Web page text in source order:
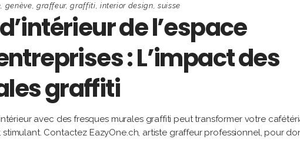
genève graffeur,graffiti interior design suisse
de l’espace
: L’impact des
graffiti
avec des fresques murales graffiti peut transformer votre
Contactez EazyOne.ch, artiste graffeur professionnel, pour